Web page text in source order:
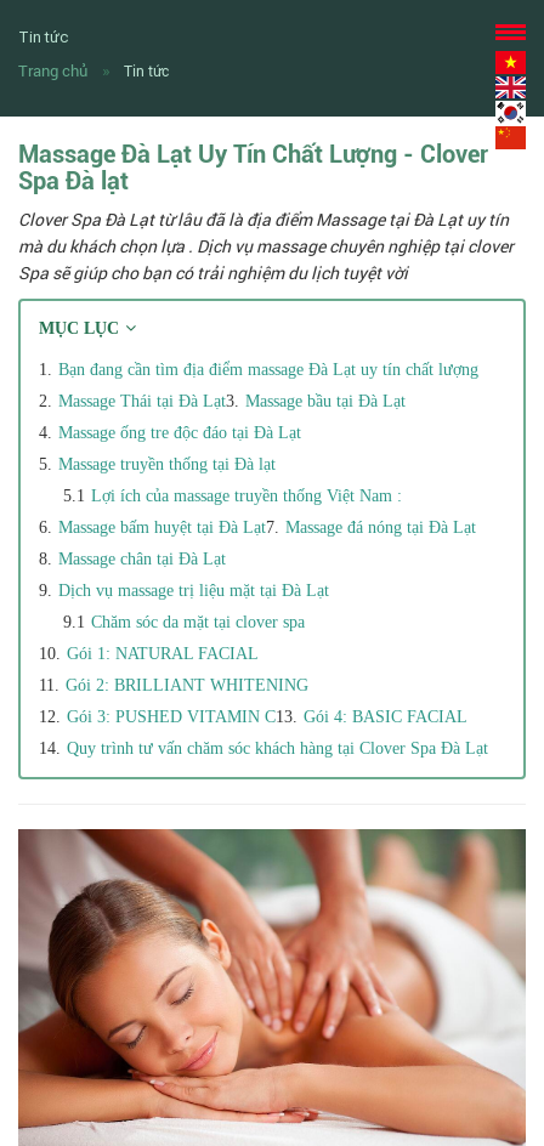
Tin tức
Trang chủ Tin tức
Massage Đà Lạt Uy Tín Chất Lượng - Clover
Spa Đà lạt
Clover Spa Đà Lạt từ lâu đã là địa điểm Massage tại Đà Lạt uy tín
mà du khách chọn lựa . Dịch vụ massage chuyên nghiệp tại clover
Spa sẽ giúp cho bạn có trải nghiệm du lịch tuyệt vời
MỤC LỤC
Bạn đang cần tìm địa điểm massage Đà Lạt uy tín chất lượng
Massage Thái tại Đà Lạt
Massage bầu tại Đà Lạt
Massage ống tre độc đáo tại Đà Lạt
Massage truyền thống tại Đà lạt
Lợi ích của massage truyền thống Việt Nam :
Massage bấm huyệt tại Đà Lạt
Massage đá nóng tại Đà Lạt
Massage chân tại Đà Lạt
Dịch vụ massage trị liệu mặt tại Đà Lạt
Chăm sóc da mặt tại clover spa
Gói 1: NATURAL FACIAL
Gói 2: BRILLIANT WHITENING
Gói 3: PUSHED VITAMIN C
Gói 4: BASIC FACIAL
Quy trình tư vấn chăm sóc khách hàng tại Clover Spa Đà Lạt